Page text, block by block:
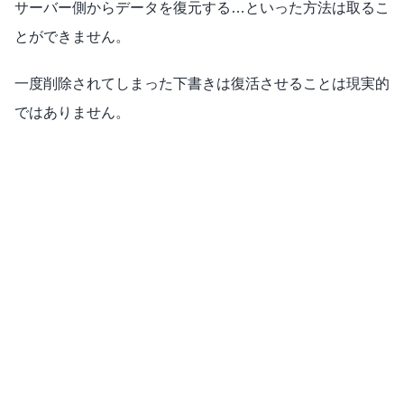
サーバー側からデータを復元する…といった方法は取るこ
とができません。
一度削除されてしまった下書きは復活させることは現実的
ではありません。